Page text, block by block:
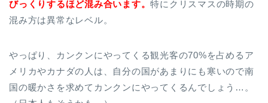
びっくりするほど混み合います。特にクリスマスの時期の
混み方は異常なレベル。
やっぱり、カンクンにやってくる観光客の70%を占めるア
メリカやカナダの人は、自分の国があまりにも寒いので南
国の暖かさを求めてカンクンにやってくるんでしょう…。